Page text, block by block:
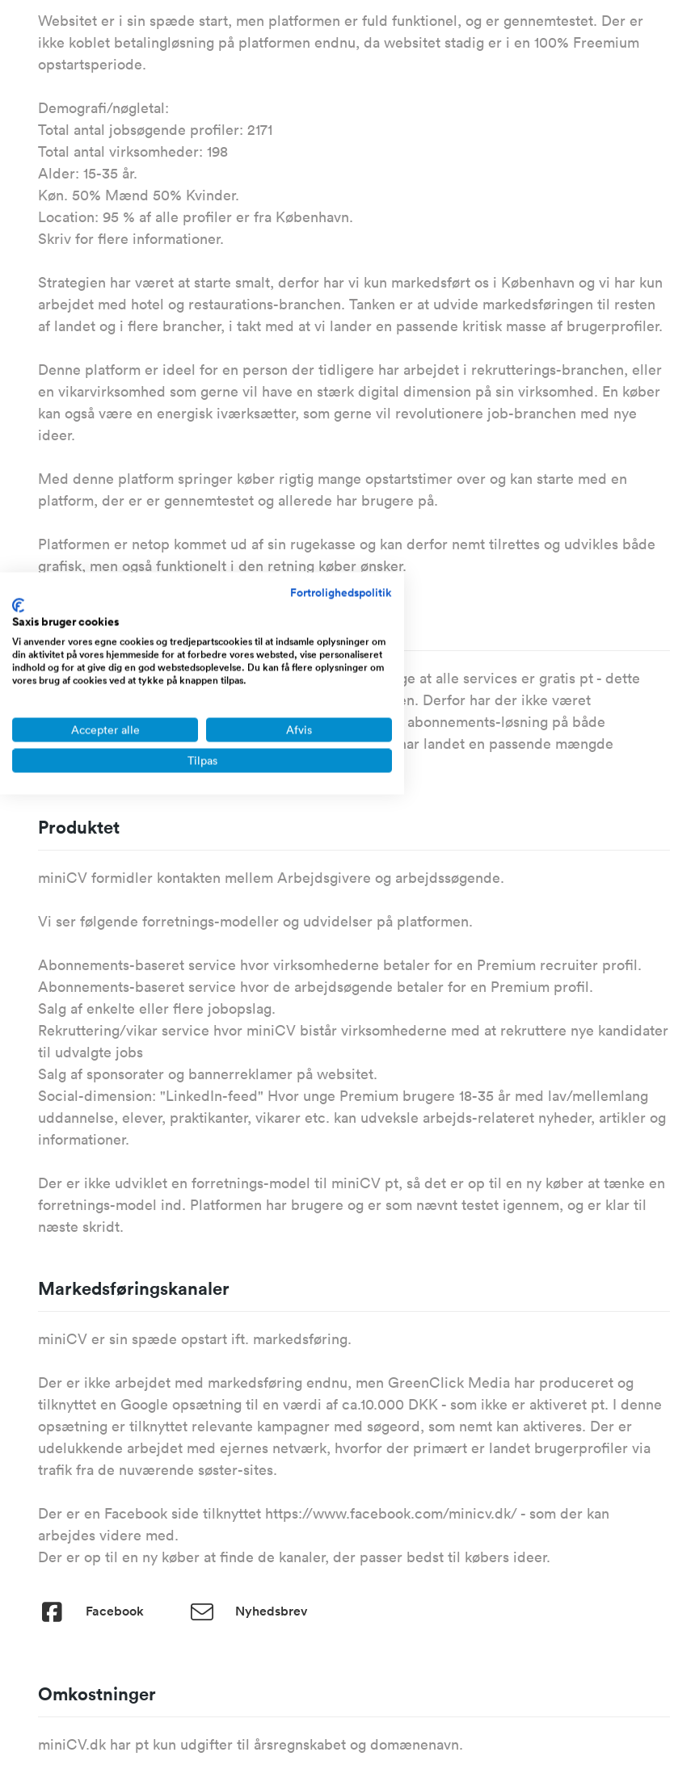
Websitet er i sin spæde start, men platformen er fuld funktionel, og er gennemtestet. Der er
ikke koblet betalingløsning på platformen endnu, da websitet stadig er i en 100% Freemium
opstartsperiode.
Demografi/nøgletal:
Total antal jobsøgende profiler: 2171
Total antal virksomheder: 198
Alder: 15-35 år.
Køn. 50% Mænd 50% Kvinder.
Location: 95 % af alle profiler er fra København.
Skriv for flere informationer.
Strategien har været at starte smalt, derfor har vi kun markedsført os i København og vi har kun
arbejdet med hotel og restaurations-branchen. Tanken er at udvide markedsføringen til resten
af landet og i flere brancher, i takt med at vi lander en passende kritisk masse af brugerprofiler.
Denne platform er ideel for en person der tidligere har arbejdet i rekrutterings-branchen, eller
en vikarvirksomhed som gerne vil have en stærk digital dimension på sin virksomhed. En køber
kan også være en energisk iværksætter, som gerne vil revolutionere job-branchen med nye
ideer.
Med denne platform springer køber rigtig mange opstartstimer over og kan starte med en
platform, der er er gennemtestet og allerede har brugere på.
Platformen er netop kommet ud af sin rugekasse og kan derfor nemt tilrettes og udvikles både
grafisk, men også funktionelt i den retning køber ønsker.
Økonomiske nøgletal
miniCV har indtil videre kørt 100% Freemium, det vil sige at alle services er gratis pt - dette
udelukkende for at lande brugere her i opstarts-perioden. Derfor har der ikke været
omsætning. Vores tanke har været at koble en Premium abonnements-løsning på både
arbejdsøgende profiler og virksomheds-profiler, når vi har landet en passende mængde
Produktet
miniCV formidler kontakten mellem Arbejdsgivere og arbejdssøgende.
Vi ser følgende forretnings-modeller og udvidelser på platformen.
Abonnements-baseret service hvor virksomhederne betaler for en Premium recruiter profil.
Abonnements-baseret service hvor de arbejdsøgende betaler for en Premium profil.
Salg af enkelte eller flere jobopslag.
Rekruttering/vikar service hvor miniCV bistår virksomhederne med at rekruttere nye kandidater
til udvalgte jobs
Salg af sponsorater og bannerreklamer på websitet.
Social-dimension: "LinkedIn-feed" Hvor unge Premium brugere 18-35 år med lav/mellemlang
uddannelse, elever, praktikanter, vikarer etc. kan udveksle arbejds-relateret nyheder, artikler og
informationer.
Der er ikke udviklet en forretnings-model til miniCV pt, så det er op til en ny køber at tænke en
forretnings-model ind. Platformen har brugere og er som nævnt testet igennem, og er klar til
næste skridt.
Markedsføringskanaler
miniCV er sin spæde opstart ift. markedsføring.
Der er ikke arbejdet med markedsføring endnu, men GreenClick Media har produceret og
tilknyttet en Google opsætning til en værdi af ca.10.000 DKK - som ikke er aktiveret pt. I denne
opsætning er tilknyttet relevante kampagner med søgeord, som nemt kan aktiveres. Der er
udelukkende arbejdet med ejernes netværk, hvorfor der primært er landet brugerprofiler via
trafik fra de nuværende søster-sites.
Der er en Facebook side tilknyttet https://www.facebook.com/minicv.dk/ - som der kan
arbejdes videre med.
Der er op til en ny køber at finde de kanaler, der passer bedst til købers ideer.
Facebook Nyhedsbrev
Omkostninger
miniCV.dk har pt kun udgifter til årsregnskabet og domænenavn.
Fortrolighedspolitik
Saxis bruger cookies
Vi anvender vores egne cookies og tredjepartscookies til at indsamle oplysninger om
din aktivitet på vores hjemmeside for at forbedre vores websted, vise personaliseret
indhold og for at give dig en god webstedsoplevelse. Du kan få flere oplysninger om
vores brug af cookies ved at tykke på knappen tilpas.
Accepter alle Afvis
Tilpas